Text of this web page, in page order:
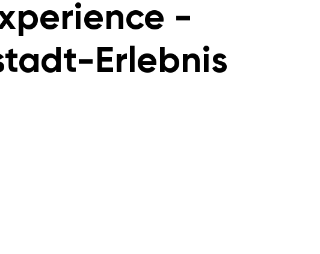
-
Erlebnis